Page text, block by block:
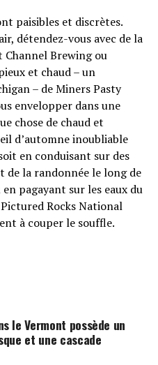
paisibles et discrètes.
détendez-vous avec de la
Channel Brewing ou
et chaud – un
– de Miners Pasty
envelopper dans une
chose de chaud et
d’automne inoubliable
en conduisant sur des
de la randonnée le long de
pagayant sur les eaux du
Rocks National
à couper le souffle.
le Vermont possède un
et une cascade